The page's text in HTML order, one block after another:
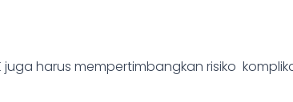
juga harus mempertimbangkan risiko